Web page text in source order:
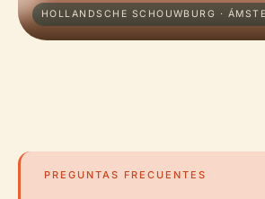
HOLLANDSCHE SCHOUWBURG ·
PREGUNTAS FRECUENTES